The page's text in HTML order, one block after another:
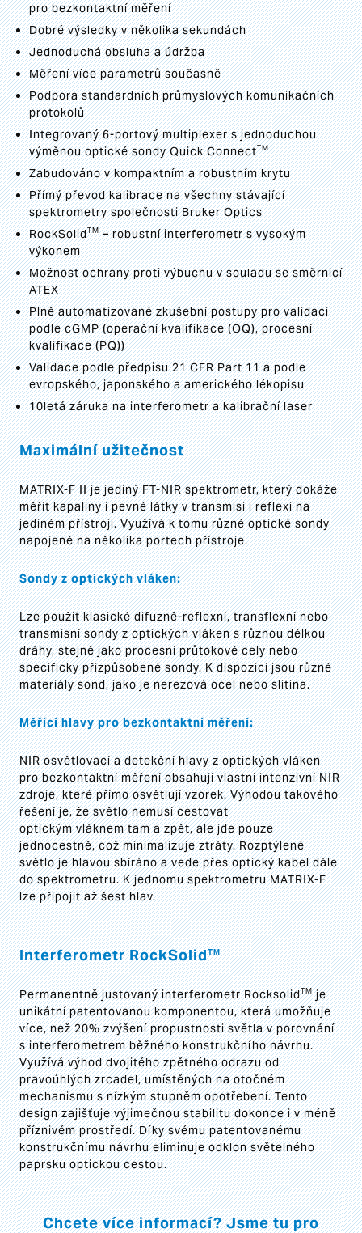
pro bezkontaktní měření
Dobré výsledky v několika sekundách
Jednoduchá obsluha a údržba
Měření více parametrů současně
Podpora standardních průmyslových komunikačních
protokolů
Integrovaný 6-portový multiplexer s jednoduchou
výměnou optické sondy Quick ConnectTM
Zabudováno v kompaktním a robustním krytu
Přímý převod kalibrace na všechny stávající
spektrometry společnosti Bruker Optics
RockSolidTM– robustní interferometr s vysokým
výkonem
Možnost ochrany proti výbuchu v souladu se směrnicí
ATEX
Plně automatizované zkušební postupy pro validaci
podle cGMP (operační kvalifikace (OQ), procesní
kvalifikace (PQ))
Validace podle předpisu 21 CFR Part 11 a podle
evropského, japonského a amerického lékopisu
10letá záruka na interferometr a kalibrační laser
Maximální užitečnost
MATRIX-F II je jediný FT-NIR spektrometr, který dokáže
měřit kapaliny i pevné látky v transmisi i reflexi na
jediném přístroji. Využívá k tomu různé optické sondy
napojené na několika portech přístroje.
Sondy z optických vláken:
Lze použít klasické difuzně-reflexní, transflexní nebo
transmisní sondy z optických vláken s různou délkou
dráhy, stejně jako procesní průtokové cely nebo
specificky přizpůsobené sondy. K dispozici jsou různé
materiály sond, jako je nerezová ocel nebo slitina.
Měřící hlavy pro bezkontaktní měření:
NIR osvětlovací a detekční hlavy z optických vláken
pro bezkontaktní měření obsahují vlastní intenzivní NIR
zdroje, které přímo osvětlují vzorek. Výhodou takového
řešení je, že světlo nemusí cestovat
optickým vláknem tam a zpět, ale jde pouze
jednocestně, což minimalizuje ztráty. Rozptýlené
světlo je hlavou sbíráno a vede přes optický kabel dále
do spektrometru. K jednomu spektrometru MATRIX-F
lze připojit až šest hlav.
Interferometr RockSolidTM
Permanentně justovaný interferometr RocksolidTMje
unikátní patentovanou komponentou, která umožňuje
více, než 20% zvýšení propustnosti světla v porovnání
s interferometrem běžného konstrukčního návrhu.
Využívá výhod dvojitého zpětného odrazu od
pravoúhlých zrcadel, umístěných na otočném
mechanismu s nízkým stupněm opotřebení. Tento
design zajišťuje výjimečnou stabilitu dokonce i v méně
příznivém prostředí. Díky svému patentovanému
konstrukčnímu návrhu eliminuje odklon světelného
paprsku optickou cestou.
Chcete více informací? Jsme tu pro